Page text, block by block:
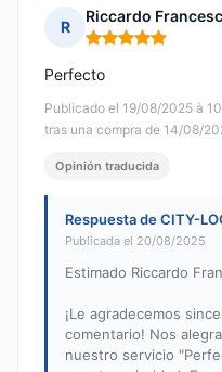
R
Riccardo
Nota: 5 de 5
Publicado el 19/08/2025 à
tras una compra de 14/08/
Perfecto
Opinión traducida
Respuesta de CITY-
Publicada el 20/08/2025
Estimado Riccardo
¡Le agradecemos
comentario! Nos
nuestro servicio